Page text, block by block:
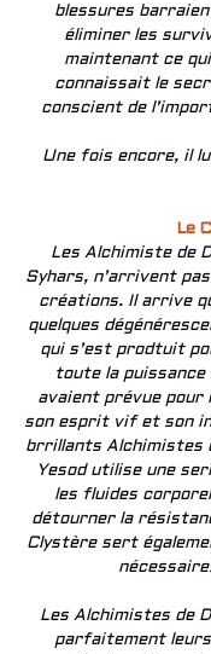
blessures
éliminer les
maintenant ce
connaissait le
conscient de
Une fois encore, il
Le
Les Alchimiste de
Syhars, n’arrivent
créations. Il arrive
quelques
qui s’est prodtuit
toute la puissance
avaient prévue pour
son esprit vif et son
brrillants Alchimistes
Yesod utilise une
les fluides
détourner la
Clystère sert
Les Alchimistes de
parfaitement